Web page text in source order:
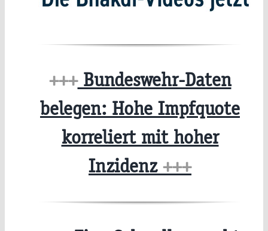
+++Bundeswehr-Daten
belegen: Hohe Impfquote
korreliert mit hoher
Inzidenz +++